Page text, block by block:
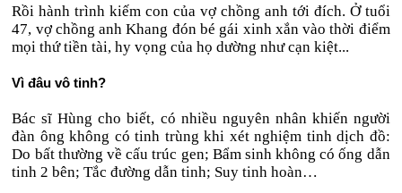
Rồi hành trình kiếm con của vợ chồng anh tới đích. Ở tuổi
47, vợ chồng anh Khang đón bé gái xinh xắn vào thời điểm
mọi thứ tiền tài, hy vọng của họ dường như cạn kiệt...
Vì đâu vô tinh?
Bác sĩ Hùng cho biết, có nhiều nguyên nhân khiến người
đàn ông không có tinh trùng khi xét nghiệm tinh dịch đồ:
Do bất thường về cấu trúc gen; Bẩm sinh không có ống dẫn
tinh 2 bên; Tắc đường dẫn tinh; Suy tinh hoàn…